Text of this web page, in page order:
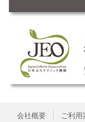
会社概要 ご利用